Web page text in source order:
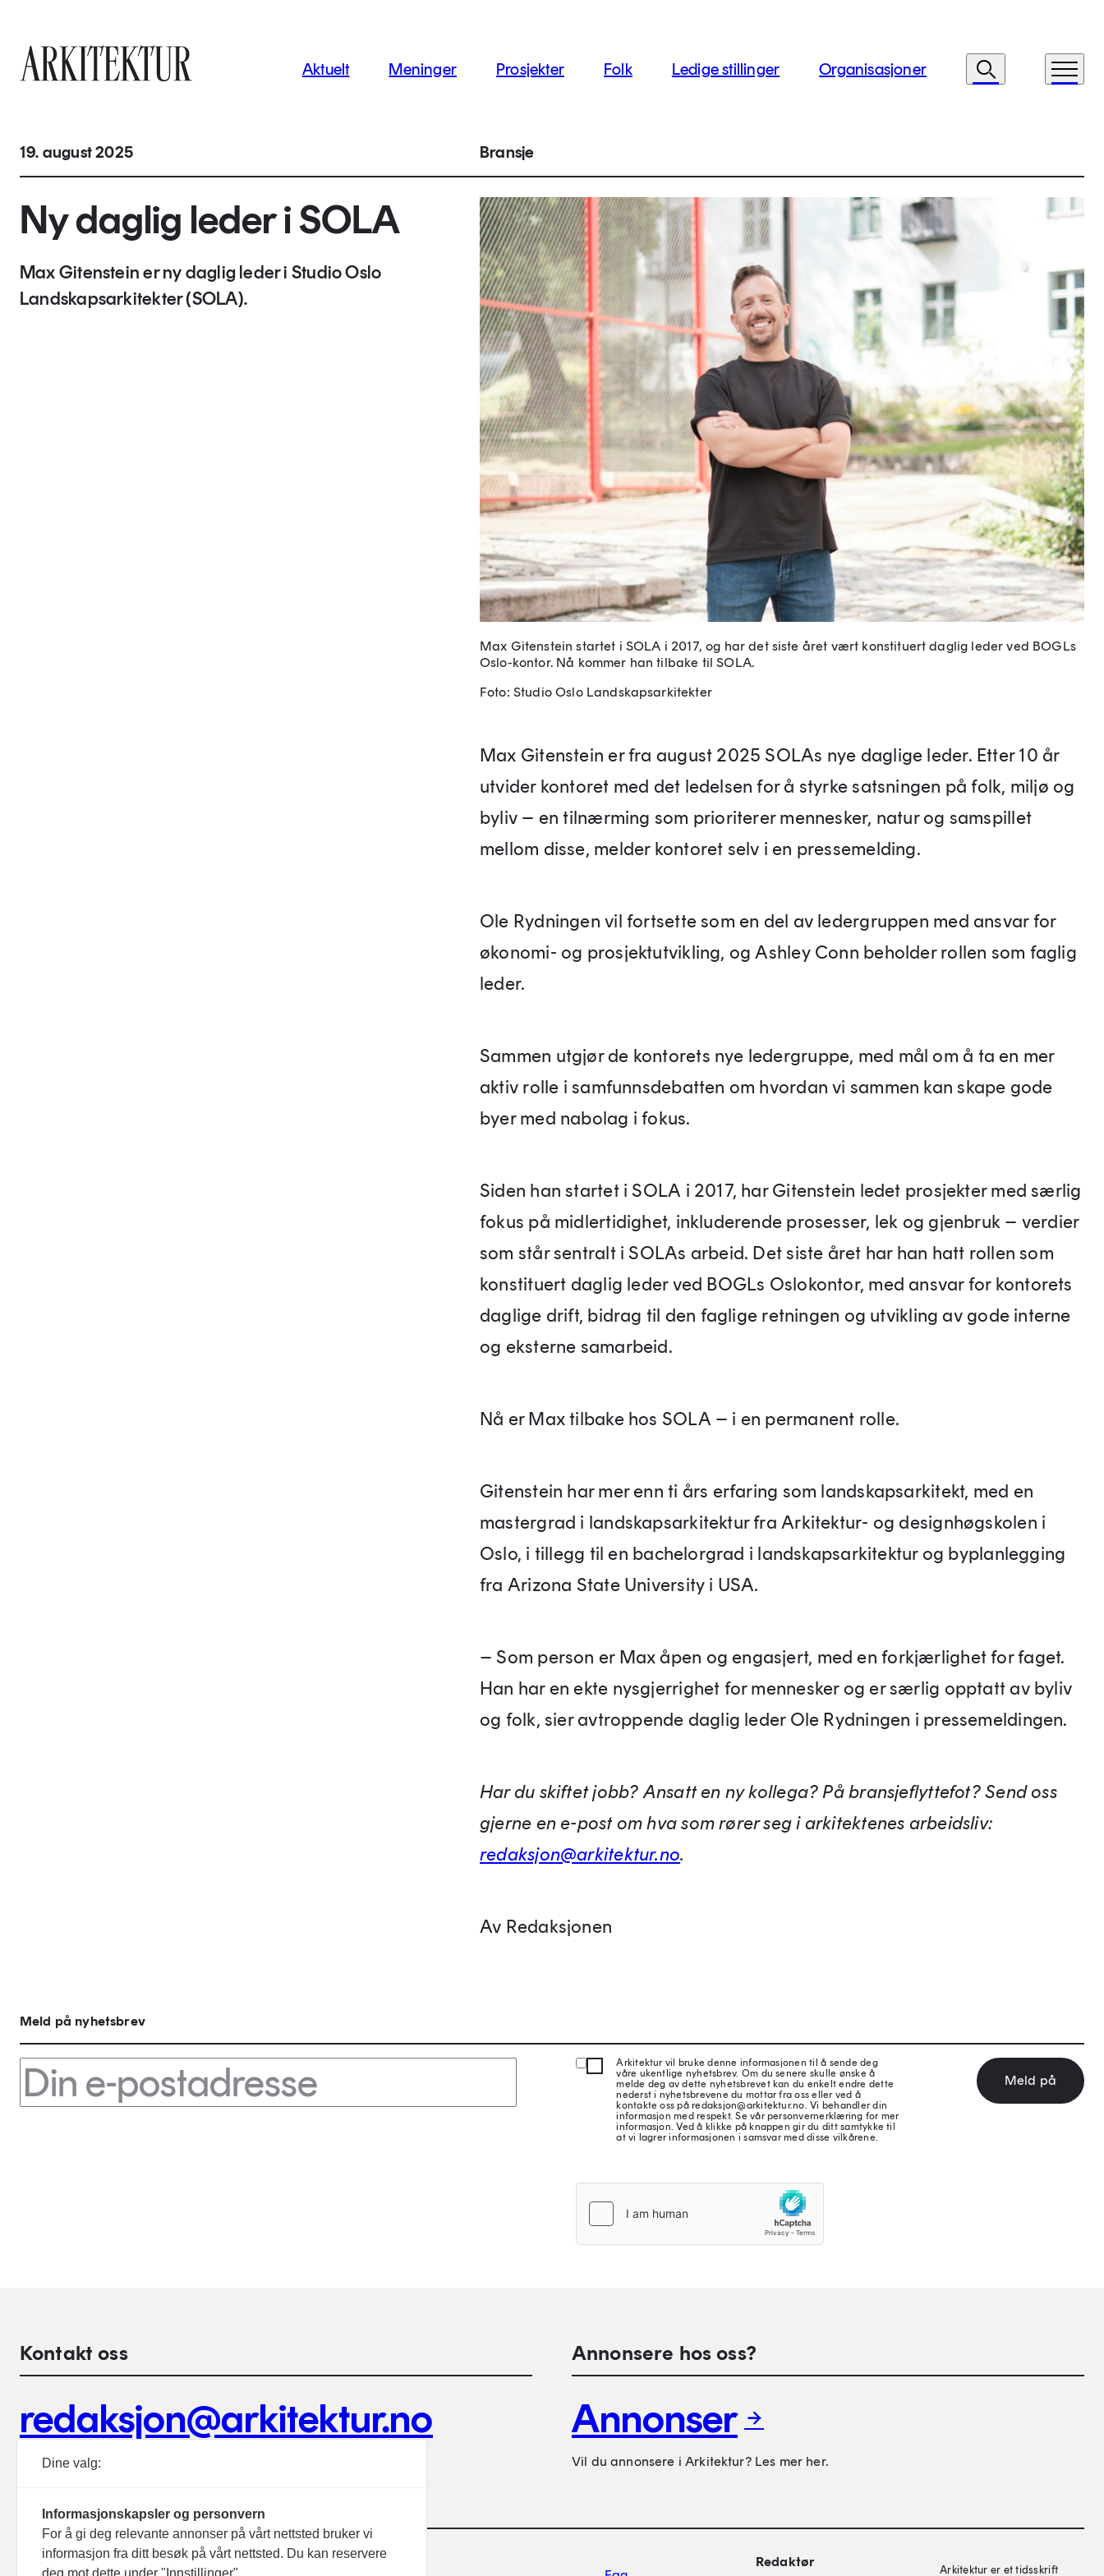
Aktuelt Meninger Prosjekter Folk Ledige stillinger Organisasjoner Søk Meny
19. august 2025 Bransje
Ny daglig leder i SOLA
Max Gitenstein er ny daglig leder i Studio Oslo
Landskapsarkitekter (SOLA).
Max Gitenstein startet i SOLA i 2017, og har det siste året vært konstituert daglig leder ved BOGLs
Oslo-kontor. Nå kommer han tilbake til SOLA.
Foto: Studio Oslo Landskapsarkitekter
Max Gitenstein er fra august 2025 SOLAs nye daglige leder. Etter 10 år
utvider kontoret med det ledelsen for å styrke satsningen på folk, miljø og
byliv – en tilnærming som prioriterer mennesker, natur og samspillet
mellom disse, melder kontoret selv i en pressemelding.
Ole Rydningen vil fortsette som en del av ledergruppen med ansvar for
økonomi- og prosjektutvikling, og Ashley Conn beholder rollen som faglig
leder.
Sammen utgjør de kontorets nye ledergruppe, med mål om å ta en mer
aktiv rolle i samfunnsdebatten om hvordan vi sammen kan skape gode
byer med nabolag i fokus.
Siden han startet i SOLA i 2017, har Gitenstein ledet prosjekter med særlig
fokus på midlertidighet, inkluderende prosesser, lek og gjenbruk – verdier
som står sentralt i SOLAs arbeid. Det siste året har han hatt rollen som
konstituert daglig leder ved BOGLs Oslokontor, med ansvar for kontorets
daglige drift, bidrag til den faglige retningen og utvikling av gode interne
og eksterne samarbeid.
Nå er Max tilbake hos SOLA – i en permanent rolle.
Gitenstein har mer enn ti års erfaring som landskapsarkitekt, med en
mastergrad i landskapsarkitektur fra Arkitektur- og designhøgskolen i
Oslo, i tillegg til en bachelorgrad i landskapsarkitektur og byplanlegging
fra Arizona State University i USA.
– Som person er Max åpen og engasjert, med en forkjærlighet for faget.
Han har en ekte nysgjerrighet for mennesker og er særlig opptatt av byliv
og folk, sier avtroppende daglig leder Ole Rydningen i pressemeldingen.
Har du skiftet jobb? Ansatt en ny kollega? På bransjeflyttefot? Send oss
gjerne en e-post om hva som rører seg i arkitektenes arbeidsliv:
redaksjon@arkitektur.no.
Av Redaksjonen
Meld på nyhetsbrev
Arkitektur vil bruke denne informasjonen til å sende deg
våre ukentlige nyhetsbrev. Om du senere skulle ønske å
melde deg av dette nyhetsbrevet kan du enkelt endre dette
nederst i nyhetsbrevene du mottar fra oss eller ved å
kontakte oss på redaksjon@arkitektur.no. Vi behandler din
informasjon med respekt. Se vår personvernerklæring for mer
informasjon. Ved å klikke på knappen gir du ditt samtykke til
at vi lagrer informasjonen i samsvar med disse vilkårene.
Meld på
Kontakt oss
redaksjon@arkitektur.no
Debattinnlegg, tips og andre henvendelser.
Annonsere hos oss?
Annonser
Vil du annonsere i Arkitektur? Les mer her.
Footer hovednavigasjon Redaktør
Arkitektur er et tidsskrift
Dine valg:
Informasjonskapsler og personvern
For å gi deg relevante annonser på vårt nettsted bruker vi
informasjon fra ditt besøk på vårt nettsted. Du kan reservere
deg mot dette under "Innstillinger".